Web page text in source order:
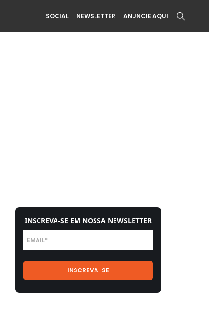
SOCIAL NEWSLETTER ANUNCIE AQUI
INSCREVA-SE EM NOSSA NEWSLETTER